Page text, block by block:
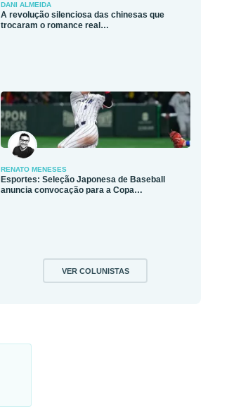
DANI ALMEIDA
A revolução silenciosa das chinesas que
trocaram o romance real…
RENATO MENESES
Esportes: Seleção Japonesa de Baseball
anuncia convocação para a Copa…
VER COLUNISTAS